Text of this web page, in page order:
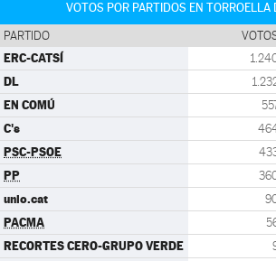
VOTOS POR PARTIDOS EN TORROELLA
PARTIDO
ERC-CATSÍ
DL
EN COMÚ
C's
PSC-PSOE
PP
unio.cat
PACMA
RECORTES CERO-GRUPO VERDE